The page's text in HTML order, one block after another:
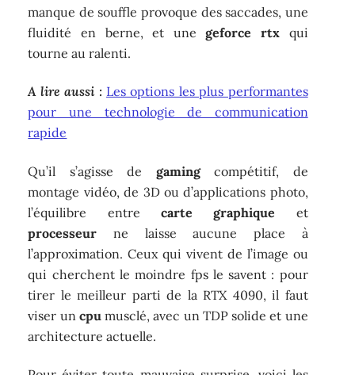
manque de souffle provoque des saccades, une
fluidité en berne, et unegeforce rtx qui
tourne au ralenti.
A lire aussi : Les options les plus performantes
pour une technologie de communication
rapide
Qu’il s’agisse de gamingcompétitif, de
montage vidéo, de 3D ou d’applications photo,
l’équilibre entre carte graphique et
processeur ne laisse aucune place à
l’approximation. Ceux qui vivent de l’image ou
qui cherchent le moindre fps le savent : pour
tirer le meilleur parti de la RTX 4090, il faut
viser un cpu musclé, avec un TDP solide et une
architecture actuelle.